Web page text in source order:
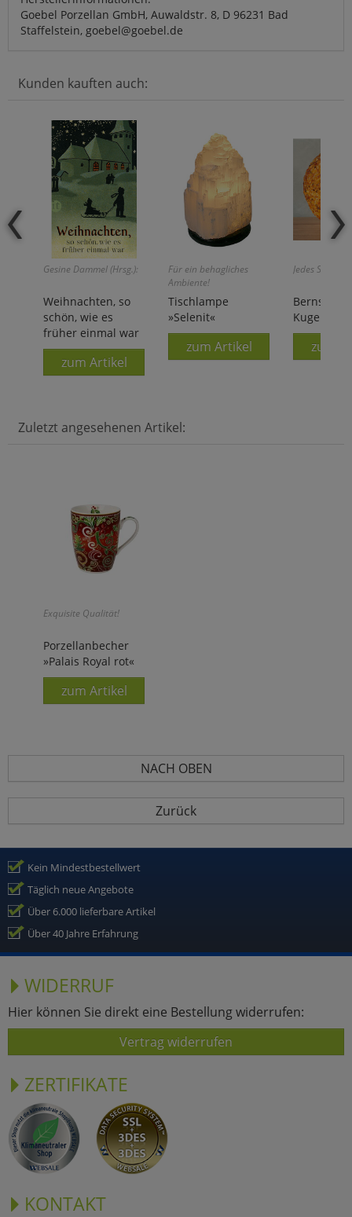
Goebel Porzellan GmbH, Auwaldstr. 8, D 96231 Bad
Staffelstein, goebel@goebel.de
Kunden kauften auch:
Gesine Dammel (Hrsg.):
Weihnachten, so
schön, wie es
früher einmal war
zum Artikel
Für ein behagliches
Ambiente!
Tischlampe
»Selenit«
zum Artikel
Jedes Stück
Bernstein-
zum
Zuletzt angesehenen Artikel:
Exquisite Qualität!
Porzellanbecher
»Palais Royal rot«
zum Artikel
NACH OBEN
Zurück
Kein Mindestbestellwert
Täglich neue Angebote
Über 6.000 lieferbare Artikel
Über 40 Jahre Erfahrung
WIDERRUF
Hier können Sie direkt eine Bestellung widerrufen:
Vertrag widerrufen
ZERTIFIKATE
KONTAKT